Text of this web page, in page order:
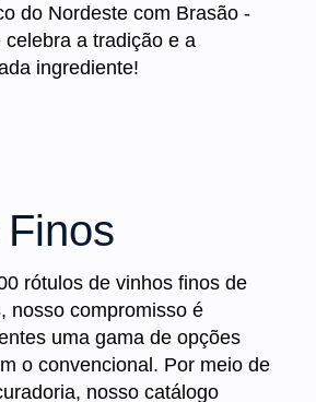
do Nordeste com Brasão -
celebra a tradição e a
ingrediente!
rótulos de vinhos finos de
nosso compromisso é
uma gama de opções
o convencional. Por meio de
nosso catálogo